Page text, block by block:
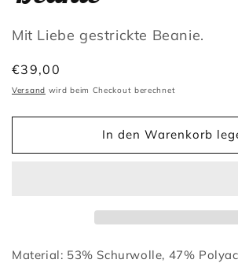
Mit Liebe gestrickte Beanie.
Normaler
Preis
€39,00
Versand wird beim Checkout berechnet
In den Warenkorb
Material: 53% Schurwolle, 47%